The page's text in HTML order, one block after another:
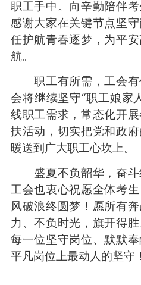
职工手中。向辛勤陪伴
感谢大家在关键节点坚
任护航青春逐梦，为平
航。
职工有所需，工会有
会将继续坚守“职工娘家
线职工需求，常态化开
扶活动，切实把党和政
暖送到广大职工心坎上。
盛夏不负韶华，奋斗
工会也衷心祝愿全体考
风破浪终圆梦！愿所有
力、不负时光，旗开得
每一位坚守岗位、默默
平凡岗位上最动人的坚守！